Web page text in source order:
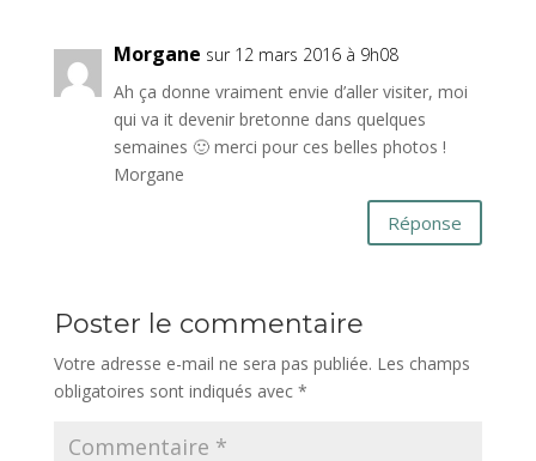
Morgane sur 12 mars 2016 à 9h08
Ah ça donne vraiment envie d’aller visiter, moi
qui va it devenir bretonne dans quelques
semaines 🙂 merci pour ces belles photos !
Morgane
Réponse
Poster le commentaire
Votre adresse e-mail ne sera pas publiée. Les champs
obligatoires sont indiqués avec *